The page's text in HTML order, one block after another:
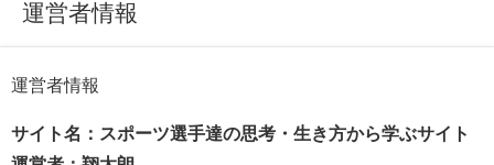
運営者情報
運営者情報
サイト名：スポーツ選手達の思考・生き方から学ぶサイト